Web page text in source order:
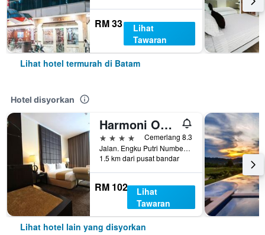
RM 33
Lihat
Tawaran
Lihat hotel termurah di Batam
Hotel disyorkan
Harmoni One Convention Hotel & Service Apartments
4 bintang
Cemerlang 8.3
Jalan. Engku Putri Number 1, Batam, Indonesia
1.5 km dari pusat bandar
RM 102
Lihat
Tawaran
Lihat hotel lain yang disyorkan